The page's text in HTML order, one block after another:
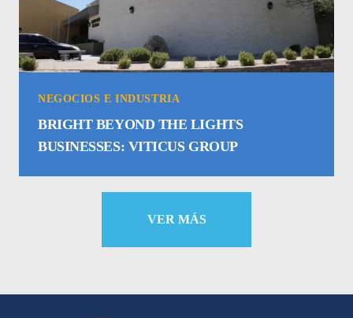
NEGOCIOS E INDUSTRIA
BRIGHT BEYOND THE LIGHTS
BUSINESSES: VITICUS GROUP
VER MÁS